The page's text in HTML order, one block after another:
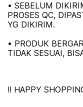
• SEBELUM
PROSES QC,
YG DIKIRIM.
• PRODUK
TIDAK SESUAI,
!! HAPPY